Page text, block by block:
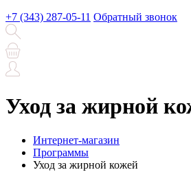
+7 (343) 287-05-11 Обратный звонок
Уход за жирной
Интернет-магазин
Программы
Уход за жирной кожей